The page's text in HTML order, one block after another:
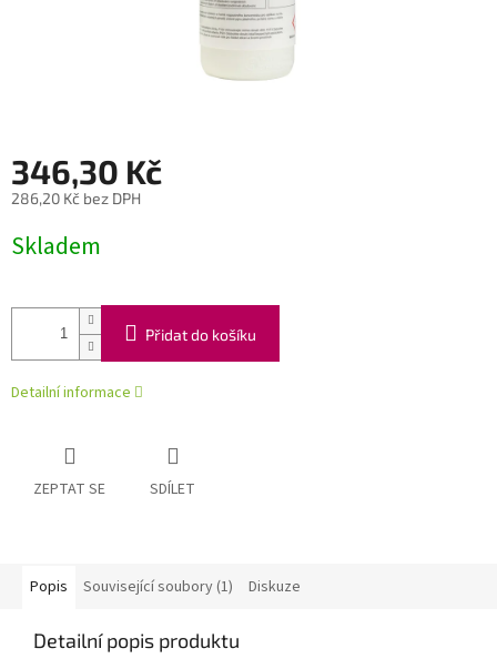
346,30 Kč
286,20 Kč bez DPH
cena:
Skladem
Přidat do košíku
Detailní informace
ZEPTAT SE SDÍLET
Popis Související soubory (1) Diskuze
Detailní popis produktu